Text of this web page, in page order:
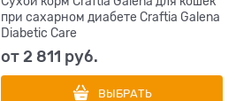
при сахарном диабете Craftia Galena
Diabetic Сare
от2 811 руб.
ВЫБРАТЬ